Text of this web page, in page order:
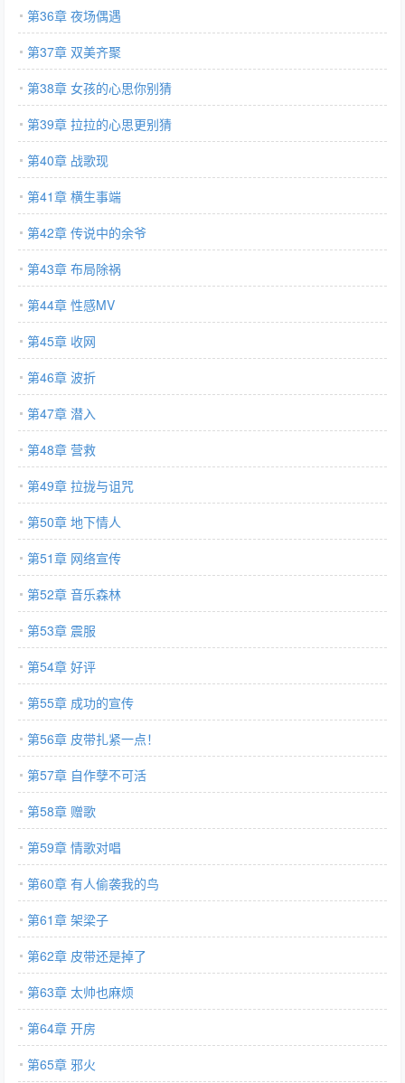
第36章 夜场偶遇
第37章 双美齐聚
第38章 女孩的心思你别猜
第39章 拉拉的心思更别猜
第40章 战歌现
第41章 横生事端
第42章 传说中的余爷
第43章 布局除祸
第44章 性感MV
第45章 收网
第46章 波折
第47章 潜入
第48章 营救
第49章 拉拢与诅咒
第50章 地下情人
第51章 网络宣传
第52章 音乐森林
第53章 震服
第54章 好评
第55章 成功的宣传
第56章 皮带扎紧一点！
第57章 自作孽不可活
第58章 赠歌
第59章 情歌对唱
第60章 有人偷袭我的鸟
第61章 架梁子
第62章 皮带还是掉了
第63章 太帅也麻烦
第64章 开房
第65章 邪火